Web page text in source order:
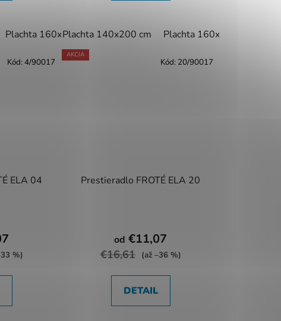
Plachta 160x200 cmPlachta 140x200 cm Plachta 160x200 cm
ELA 04
%)
Kód: 4/90017
AKCIA
Prestieradlo FROTÉ ELA 20
od €11,07
€16,61 (až –36 %)
DETAIL
Kód: 20/90017